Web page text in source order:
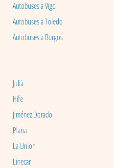
Autobuses a Vigo
Autobuses a Toledo
Autobuses a Burgos
Julià
Hife
Jiménez Dorado
Plana
La Union
Linecar